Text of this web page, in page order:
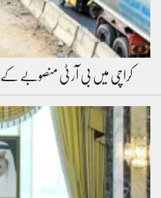
کراچی میں بی آر ٹی منصوبے